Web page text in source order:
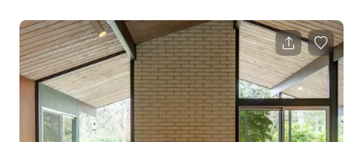
assicurati di fornire quante più informazioni possibili sul tuo
evento, e ti risponderemo il più rapidamente possibile! Le
caratteristiche del nostro spazio: - Posizione centrale sulla
linea Max e linea FX2. - Ampia stanza con soffitti